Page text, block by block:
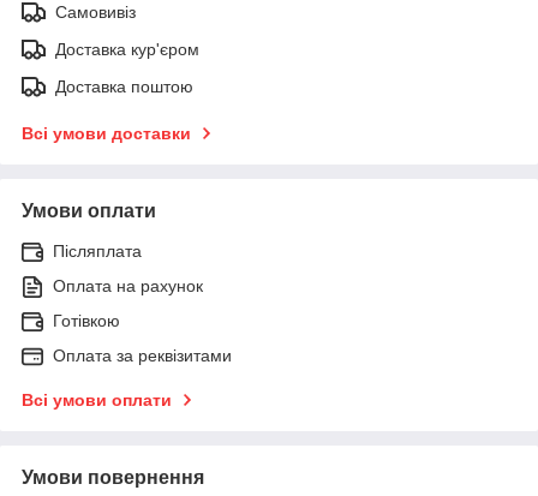
Самовивіз
Доставка кур'єром
Доставка поштою
Всі умови доставки
Умови оплати
Післяплата
Оплата на рахунок
Готівкою
Оплата за реквізитами
Всі умови оплати
Умови повернення